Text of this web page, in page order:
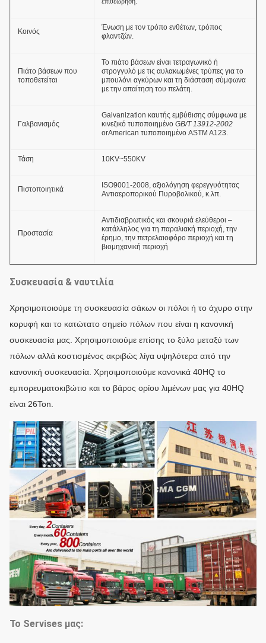
Κοινός
Ένωση με τον τρόπο ενθέτων, τρόπος
φλαντζών.
Πιάτο βάσεων που
τοποθετείται
Το πιάτο βάσεων είναι τετραγωνικό ή
στρογγυλό με τις αυλακωμένες τρύπες για το
μπουλόνι αγκύρων και τη διάσταση σύμφωνα
με την απαίτηση του πελάτη.
Γαλβανισμός
Galvanization καυτής εμβύθισης σύμφωνα με
κινεζικό τυποποιημένο GB/T 13912-2002
orAmerican τυποποιημένο ASTM A123.
Τάση 10KV~550KV
Πιστοποιητικά
ISO9001-2008, αξιολόγηση φερεγγυότητας
Αντιαεροπορικού Πυροβολικού, κ.λπ.
Προστασία
Αντιδιαβρωτικός και σκουριά ελεύθεροι –
κατάλληλος για τη παραλιακή περιοχή, την
έρημο, την πετρελαιοφόρο περιοχή και τη
βιομηχανική περιοχή
Συσκευασία & ναυτιλία
Χρησιμοποιούμε τη συσκευασία σάκων οι πόλοι ή το άχυρο στην
κορυφή και το κατώτατο σημείο πόλων που είναι η κανονική
συσκευασία μας. Χρησιμοποιούμε επίσης το ξύλο μεταξύ των
πόλων αλλά κοστισμένος ακριβώς λίγα υψηλότερα από την
κανονική συσκευασία. Χρησιμοποιούμε κανονικά 40HQ το
εμπορευματοκιβώτιο και το βάρος ορίου λιμένων μας για 40HQ
είναι 26Ton.
Το Servises μας: